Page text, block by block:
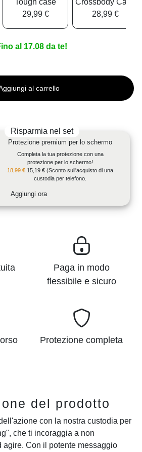
29,99 €
28,99 €
al 17.08 da te!
al carrello
Risparmia nel set
Protezione premium per lo schermo
Completa la tua protezione con una
protezione per lo schermo!
18,99 € 15,19 € (Sconto sull'acquisto di una
custodia per telefono.
Aggiungi ora
Paga in modo
flessibile e sicuro
Protezione completa
del prodotto
con la nostra custodia per
che ti incoraggia a non
agire. Con il potente messaggio